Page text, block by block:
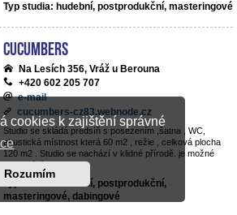
cookies k zajištění správné
Rozumím
Typ studia: hudební, postprodukční, masteringové
cucumbers
Na Lesích 356, Vráž u Berouna
+420 602 205 707
e-mail
cucumbers-cz83.webnode.cz
Studio se skládá predsíň s posezením ,šatna , WC,
akustická místnost která 60 m2 , režie , celková plocha
120 m2 . Studio se nachází v klidné přírodě. je možné
parkování v objektu .
Typ studia: hudební, postprodukční,
masteringové, dabingové